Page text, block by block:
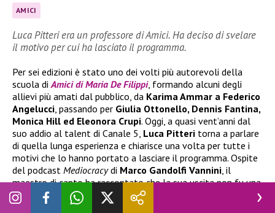
AMICI
Luca Pitteri era un professore di Amici. Ha deciso di svelare
il motivo per cui ha lasciato il programma.
Per sei edizioni è stato uno dei volti più autorevoli della
scuola diAmici di Maria De Filippi, formando alcuni degli
allievi più amati dal pubblico, da Karima Ammar a Federico
Angelucci, passando per Giulia Ottonello, Dennis Fantina,
Monica Hill ed Eleonora Crupi. Oggi, a quasi vent’anni dal
suo addio al talent di Canale 5, Luca Pitteri torna a parlare
di quella lunga esperienza e chiarisce una volta per tutte i
motivi che lo hanno portato a lasciare il programma. Ospite
del podcast Mediocracydi Marco Gandolfi Vannini, il
maestro di canto ha raccontato che la sua uscita non fu una
decisione imposta dalla produzione, ma una scelta maturata
dopo aver percepito un cambiamento nella direzione del